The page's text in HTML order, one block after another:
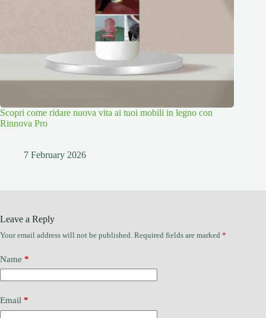
Scopri come ridare nuova vita ai tuoi mobili in legno con
Rinnova Pro
7 February 2026
Leave a Reply
Your email address will not be published. Required fields are marked *
Name *
Email *